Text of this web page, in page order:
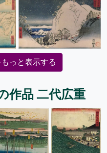
っと表示する
作品 二代広重